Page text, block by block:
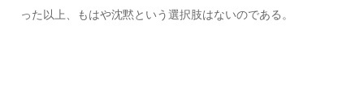
った以上、もはや沈黙という選択肢はないのである。